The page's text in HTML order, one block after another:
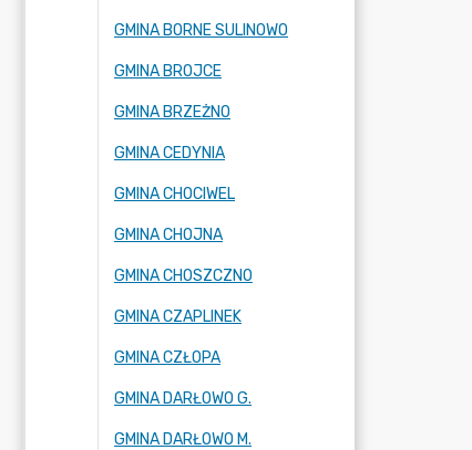
GMINA BORNE SULINOWO
GMINA BROJCE
GMINA BRZEŻNO
GMINA CEDYNIA
GMINA CHOCIWEL
GMINA CHOJNA
GMINA CHOSZCZNO
GMINA CZAPLINEK
GMINA CZŁOPA
GMINA DARŁOWO G.
GMINA DARŁOWO M.